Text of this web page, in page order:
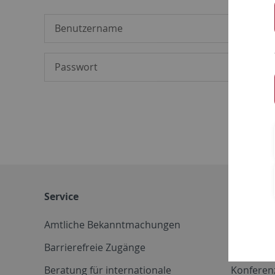
Service
Amtliche Bekanntmachungen
Barrierefreie Zugänge
Beratung für internationale